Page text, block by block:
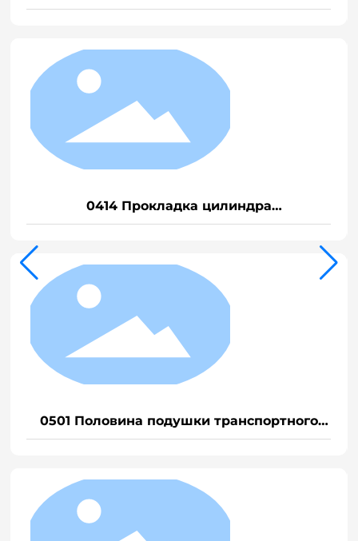
VG1540040015
0414 Прокладка цилиндра
EGRVG1540040015A
0501 Половина подушки транспортного
средства для тяжелого грузовика EGR